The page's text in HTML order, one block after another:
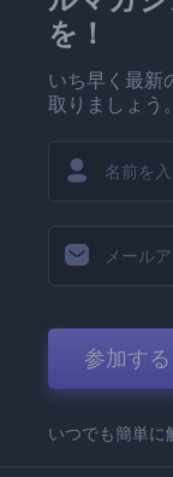
を！
いち早く最新
取りましょう。
参加する
いつでも簡単に